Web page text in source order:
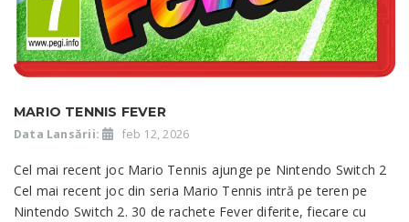
MARIO TENNIS FEVER
Data Lansării: feb 12, 2026
Cel mai recent joc Mario Tennis ajunge pe Nintendo Switch 2
Cel mai recent joc din seria Mario Tennis intră pe teren pe
Nintendo Switch 2. 30 de rachete Fever diferite, fiecare cu